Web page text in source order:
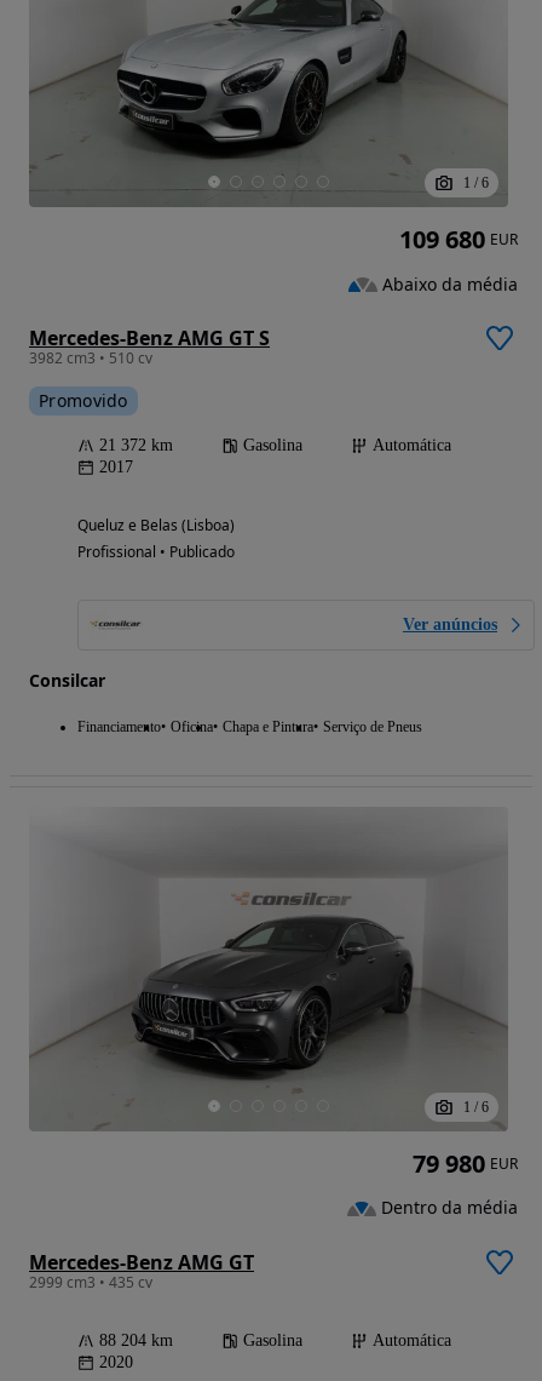
1 / 6
Mercedes-Benz AMG GT S
3982 cm3 • 510 cv
Promovido
21 372 km Gasolina
Automática
2017
Queluz e Belas (Lisboa)
Profissional • Publicado
Ver anúncios
Consilcar
Financiamento Oficina Chapa e Pintura Serviço de Pneus
109 680 EUR
Abaixo da média
1 / 6
Mercedes-Benz AMG GT
2999 cm3 • 435 cv
88 204 km Gasolina
Automática
2020
79 980 EUR
Dentro da média